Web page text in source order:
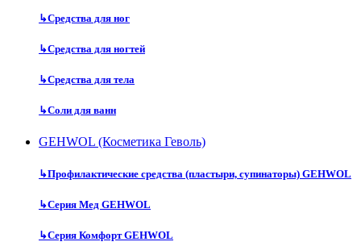
↳Средства для ног
↳Средства для ногтей
↳Средства для тела
↳Соли для ванн
GEHWOL (Косметика Геволь)
↳Профилактические средства (пластыри, супинаторы) GEHWOL
↳Серия Мед GEHWOL
↳Серия Комфорт GEHWOL